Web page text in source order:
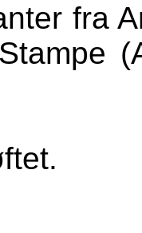
fra